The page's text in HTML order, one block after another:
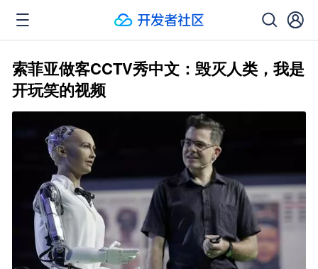
索菲亚做客CCTV秀中文：毁灭人类，我是
开玩笑的视频